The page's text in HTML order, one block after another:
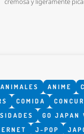
cremosa y ligeramente
ANIMALES ANIME
COMIDA
GO JAPAN
J-POP